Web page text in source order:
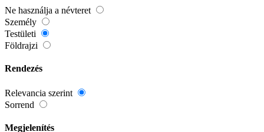
Ne használja a névteret
Személy
Testületi
Földrajzi
Rendezés
Relevancia szerint
Sorrend
Megjelenítés